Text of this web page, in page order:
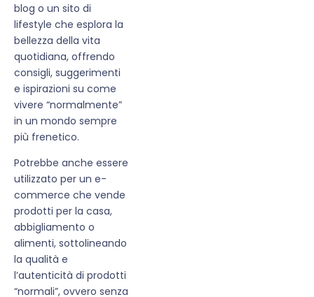
blog o un sito di
lifestyle che esplora la
bellezza della vita
quotidiana, offrendo
consigli, suggerimenti
e ispirazioni su come
vivere “normalmente”
in un mondo sempre
più frenetico.
Potrebbe anche essere
utilizzato per un e-
commerce che vende
prodotti per la casa,
abbigliamento o
alimenti, sottolineando
la qualità e
l’autenticità di prodotti
“normali”, ovvero senza